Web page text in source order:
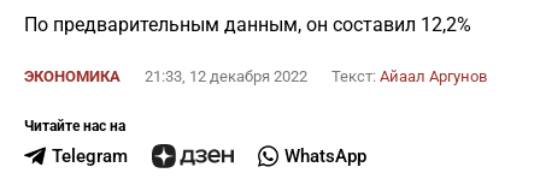
По предварительным данным, он составил 12,2%
ЭКОНОМИКА 21:33, 12 декабря 2022 Текст: Айаал Аргунов
Читайте нас на
Telegram WhatsApp